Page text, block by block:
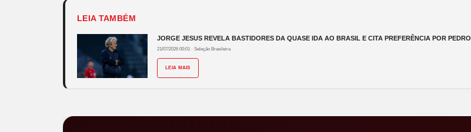
LEIA TAMBÉM
JORGE JESUS REVELA BASTIDORES DA QUASE IDA AO BRASIL E CITA PREFERÊNCIA POR PEDRO
21/07/2026 00:01 · Seleção Brasileira
LEIA MAIS